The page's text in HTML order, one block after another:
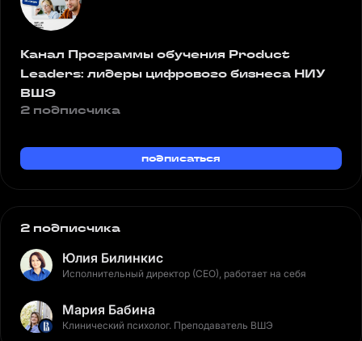
Канал Программы обучения Product
Leaders: лидеры цифрового бизнеса НИУ
ВШЭ
2 подписчика
подписаться
2 подписчика
Юлия Билинкис
Исполнительный директор (CEO), работает на себя
Мария Бабина
Клинический психолог. Преподаватель ВШЭ